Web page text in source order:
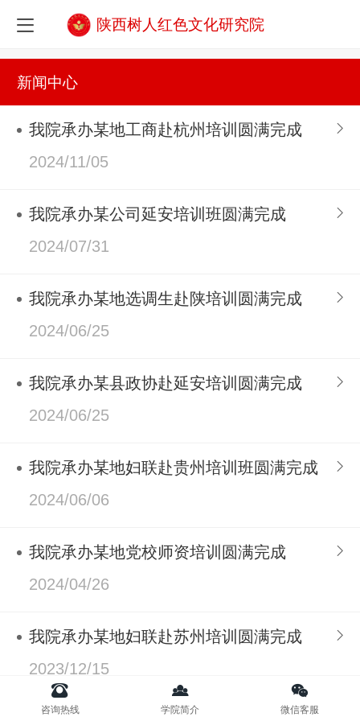
陕西树人红色文化研究院
新闻中心
我院承办某地工商赴杭州培训圆满完成
2024/11/05
我院承办某公司延安培训班圆满完成
2024/07/31
我院承办某地选调生赴陕培训圆满完成
2024/06/25
我院承办某县政协赴延安培训圆满完成
2024/06/25
我院承办某地妇联赴贵州培训班圆满完成
2024/06/06
我院承办某地党校师资培训圆满完成
2024/04/26
我院承办某地妇联赴苏州培训圆满完成
2023/12/15
咨询热线 学院简介 微信客服